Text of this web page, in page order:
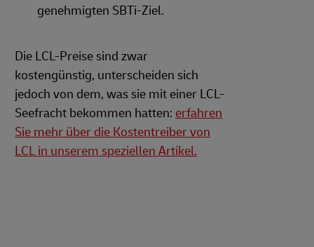
genehmigten SBTi-Ziel.
Die LCL-Preise sind zwar
kostengünstig, unterscheiden sich
jedoch von dem, was sie mit einer LCL-
Seefracht bekommen hatten: erfahren
Sie mehr über die Kostentreiber von
LCL in unserem speziellen Artikel.